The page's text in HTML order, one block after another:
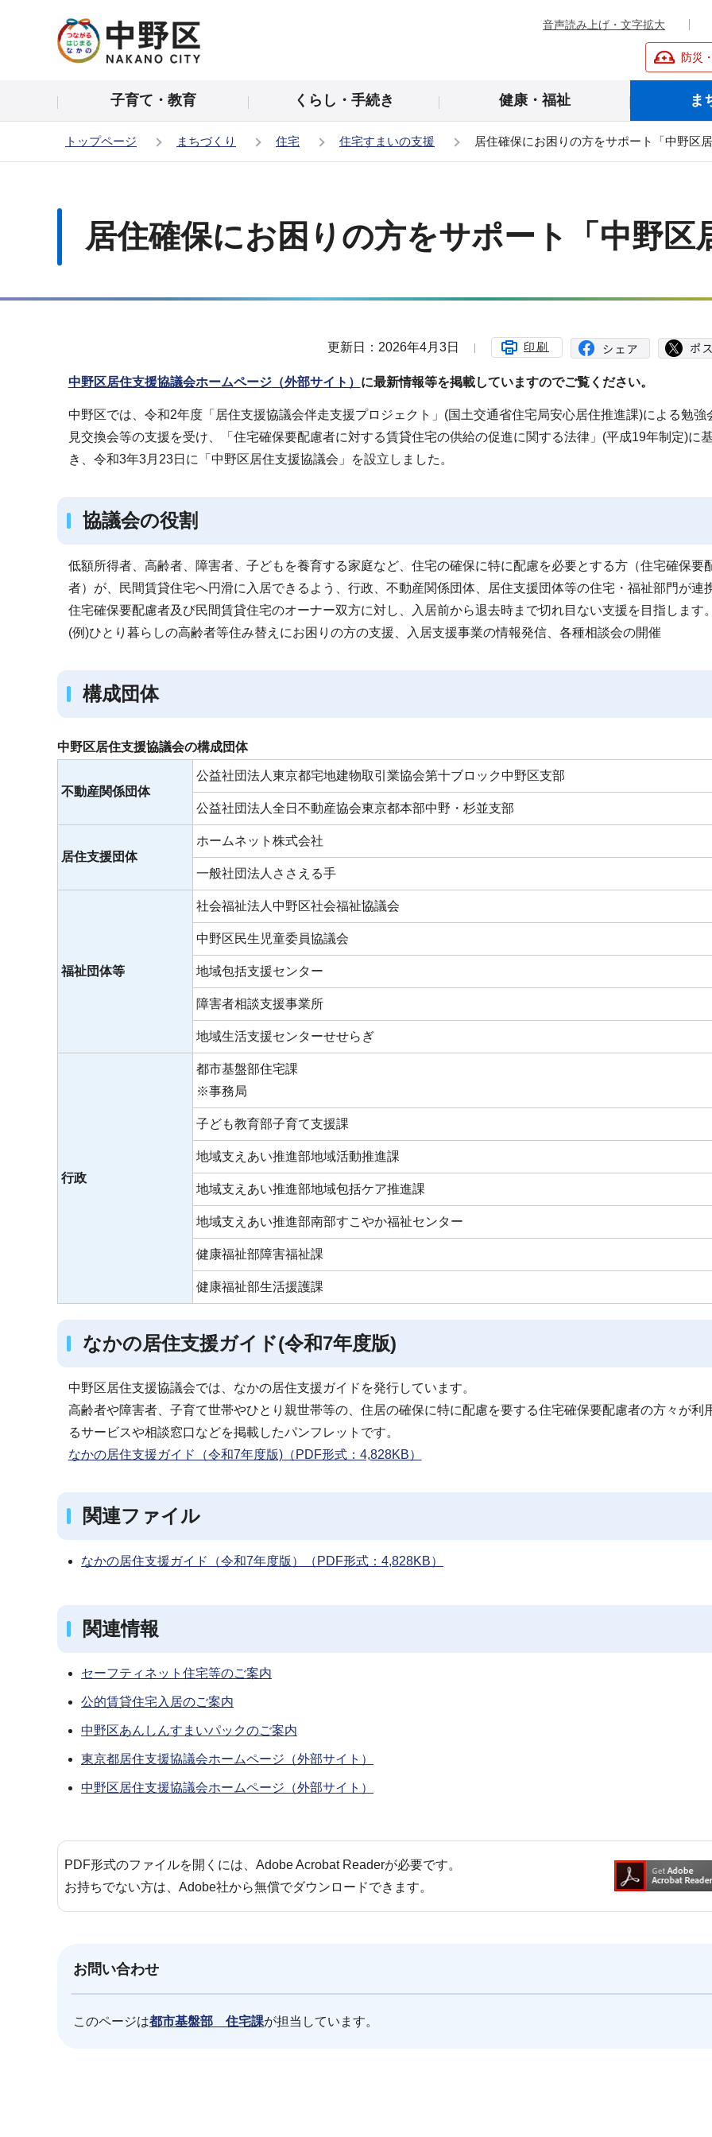
の
頭
音声読み上げ・文字拡大
防災
子育て・教育 くらし・手続き 健康・福祉 ま
トップページ まちづくり 住宅 住宅すまいの支援 居住確保にお困りの方をサポート「中野区
居住確保にお困りの方をサポート「中野区
更新日：2026年4月3日 印刷
中野区居住支援協議会ホームページ（外部サイト） に最新情報等を掲載していますのでご覧ください。
中野区では、令和2年度「居住支援協議会伴走支援プロジェクト」(国土交通省住宅局安心居住推進課)による勉強
見交換会等の支援を受け、「住宅確保要配慮者に対する賃貸住宅の供給の促進に関する法律」(平成19年制定)に
き、令和3年3月23日に「中野区居住支援協議会」を設立しました。
協議会の役割
低額所得者、高齢者、障害者、子どもを養育する家庭など、住宅の確保に特に配慮を必要とする方（住宅確保要
者）が、民間賃貸住宅へ円滑に入居できるよう、行政、不動産関係団体、居住支援団体等の住宅・福祉部門が連
住宅確保要配慮者及び民間賃貸住宅のオーナー双方に対し、入居前から退去時まで切れ目ない支援を目指します。
(例)ひとり暮らしの高齢者等住み替えにお困りの方の支援、入居支援事業の情報発信、各種相談会の開催
構成団体
中野区居住支援協議会の構成団体
不動産関係団体
公益社団法人東京都宅地建物取引業協会第十ブロック中野区支部
公益社団法人全日不動産協会東京都本部中野・杉並支部
居住支援団体
ホームネット株式会社
一般社団法人ささえる手
福祉団体等
社会福祉法人中野区社会福祉協議会
中野区民生児童委員協議会
地域包括支援センター
障害者相談支援事業所
地域生活支援センターせせらぎ
行政
都市基盤部住宅課
※事務局
子ども教育部子育て支援課
地域支えあい推進部地域活動推進課
地域支えあい推進部地域包括ケア推進課
地域支えあい推進部南部すこやか福祉センター
健康福祉部障害福祉課
健康福祉部生活援護課
なかの居住支援ガイド(令和7年度版)
中野区居住支援協議会では、なかの居住支援ガイドを発行しています。
高齢者や障害者、子育て世帯やひとり親世帯等の、住居の確保に特に配慮を要する住宅確保要配慮者の方々が利
るサービスや相談窓口などを掲載したパンフレットです。
なかの居住支援ガイド（令和7年度版)（PDF形式：4,828KB）
関連ファイル
なかの居住支援ガイド（令和7年度版）（PDF形式：4,828KB）
関連情報
セーフティネット住宅等のご案内
公的賃貸住宅入居のご案内
中野区あんしんすまいパックのご案内
東京都居住支援協議会ホームページ（外部サイト）
中野区居住支援協議会ホームページ（外部サイト）
PDF形式のファイルを開くには、Adobe Acrobat Readerが必要です。
お持ちでない方は、Adobe社から無償でダウンロードできます。
お問い合わせ
このページは都市基盤部 住宅課が担当しています。
ナ
ビ
こ
か
ら